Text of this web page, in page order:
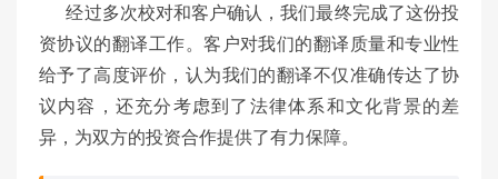
经过多次校对和客户确认，我们最终完成了这份投
资协议的翻译工作。客户对我们的翻译质量和专业性
给予了高度评价，认为我们的翻译不仅准确传达了协
议内容，还充分考虑到了法律体系和文化背景的差
异，为双方的投资合作提供了有力保障。